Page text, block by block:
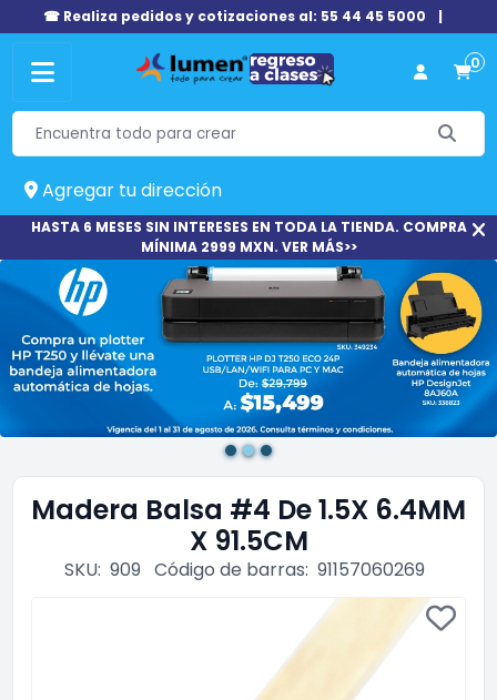
☎ Realiza pedidos y cotizaciones al: 55 44 45 5000 |
0
Agregar tu dirección
HASTA 6 MESES SIN INTERESES EN TODA LA TIENDA. COMPRA
MÍNIMA 2999 MXN. VER MÁS>>
Madera Balsa #4 De 1.5X 6.4MM
X 91.5CM
SKU: 909 Código de barras: 91157060269